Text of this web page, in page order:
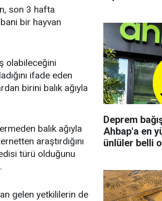
son 3 hafta
bir hayvan
olabileceğini
ifade eden
birini balık ağıyla
balık ağıyla
araştırdığını
türü olduğunu
gelen yetkililerin de
Deprem
Ahbap'a en
ünlüler belli